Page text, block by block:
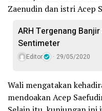
Zaenudin dan istri Acep
ARH Tergenang
Sentimeter
Editor 29/05/2020
Wali mengatakan
mendoakan Acep